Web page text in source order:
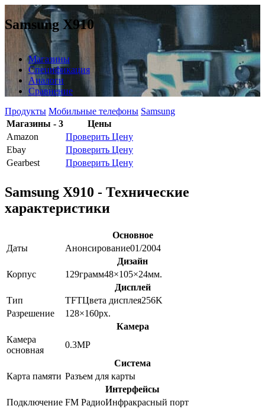
Samsung X910
Магазины
Спецификация
Аналоги
Сравнение
Продукты Мобильные телефоны Samsung
Магазины - 3
Цены
Amazon
Проверить Цену
Ebay
Проверить Цену
Gearbest
Проверить Цену
Samsung X910 - Технические
характеристики
Основное
Даты
Анонсирование01/2004
Дизайн
Корпус
129грамм48×105×24мм.
Дисплей
Тип
TFTЦвета дисплея256K
Разрешение
128×160px.
Камера
Камера
основная
0.3MP
Система
Карта памяти Разъем для карты
Интерфейсы
Подключение FM РадиоИнфракрасный порт